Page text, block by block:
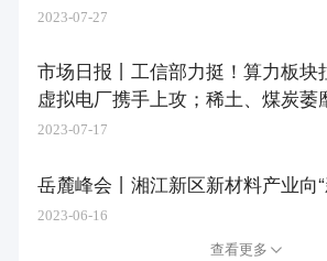
2023-07-27
市场日报丨工信部力挺！算力板块
虚拟电厂携手上攻；稀土、煤炭萎
数低开低走
2023-07-17
岳麓峰会丨湘江新区新材料产业向
2023-06-16
查看更多